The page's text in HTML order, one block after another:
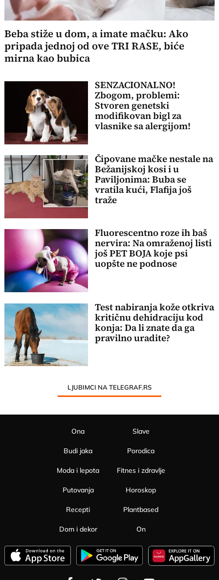
Beba stiže u dom, a imate mačku: Ako
pripada jednoj od ove TRI RASE, biće
mirna kao bubica
SENZACIONALNO!
Zbogom, problemi:
Stvoren genetski
modifikovan bigl za
vlasnike sa alergijom!
Čipovane mačke nestale na
Bežanijskoj kosi i u
Paviljonima: Buba se
vratila kući, Flafija još
traže
Fluorescentno roze ih baš
nervira: Na omraženoj listi
još PET BOJA koje psi
uopšte ne podnose
Test nabiranja kože otkriva
kritičnu dehidraciju kod
konja: Da li znate da ga
pravilno uradite?
LJUBIMCI NA TELEGRAF.RS
Ona
Budi jaka
Moda i lepota
Slave
Porodica
Fitnes i zdravlje
Putovanja
Recepti
Dom i dekor
Horoskop
Plantbased
On